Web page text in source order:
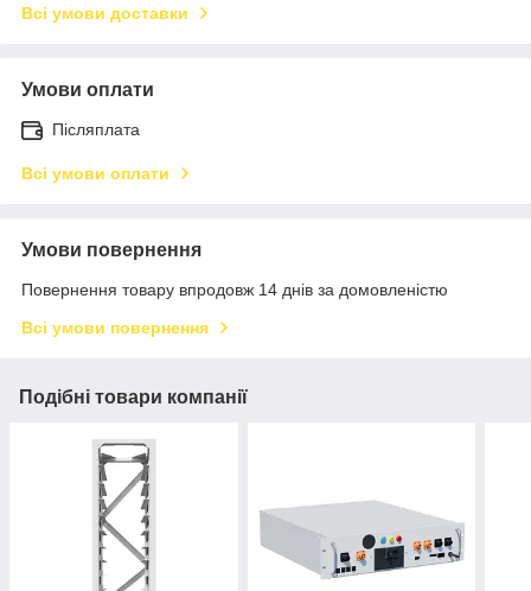
Всі умови доставки
Умови оплати
Післяплата
Всі умови оплати
Умови повернення
Повернення товару впродовж 14 днів за домовленістю
Всі умови повернення
Подібні товари компанії